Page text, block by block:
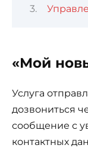
«Мой
Услуга
дозвониться
сообщение с
контактных